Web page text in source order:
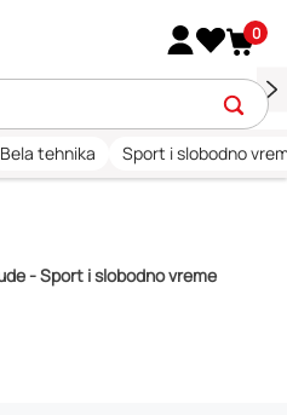
0
Bela tehnika Sport i slobodno
- Sport i slobodno vreme